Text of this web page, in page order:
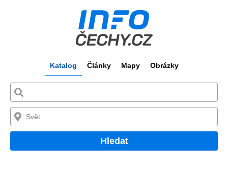
Katalog Články Mapy Obrázky
Hledat